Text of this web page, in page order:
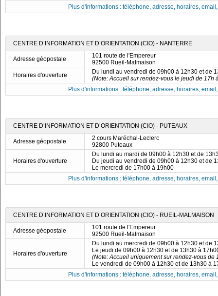
Plus d'informations : téléphone, adresse, horaires,
CENTRE D’INFORMATION ET D’ORIENTATION (CIO) - NANTERRE
Adresse géopostale
101 route de l'Empereur
92500 Rueil-Malmaison
Horaires d'ouverture
Du lundi au vendredi de 09h00 à 12h30 et de
(Note: Accueil sur rendez-vous le jeudi de 17h
Plus d'informations : téléphone, adresse, horaires,
CENTRE D’INFORMATION ET D’ORIENTATION (CIO) - PUTEAUX
Adresse géopostale
2 cours Maréchal-Leclerc
92800 Puteaux
Horaires d'ouverture
Du lundi au mardi de 09h00 à 12h30 et de
Du jeudi au vendredi de 09h00 à 12h30 et de
Le mercredi de 17h00 à 19h00
Plus d'informations : téléphone, adresse, horaires,
CENTRE D’INFORMATION ET D’ORIENTATION (CIO) - RUEIL-MALMAISON
Adresse géopostale
101 route de l'Empereur
92500 Rueil-Malmaison
Horaires d'ouverture
Du lundi au mercredi de 09h00 à 12h30 et de
Le jeudi de 09h00 à 12h30 et de 13h30 à
(Note: Accueil uniquement sur rendez-vous de
Le vendredi de 09h00 à 12h30 et de 13h30 à
Plus d'informations : téléphone, adresse, horaires,